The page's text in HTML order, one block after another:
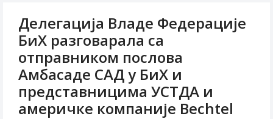
Делегација Владе Федерације
БиХ разговарала са
отправником послова
Амбасаде САД у БиХ и
представницима УСТДА и
америчке компаније Bechtel